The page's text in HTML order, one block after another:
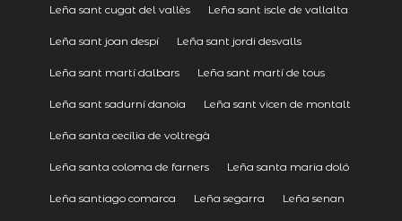
Leña sant cugat del vallès Leña sant iscle de vallalta
Leña sant joan despí Leña sant jordi desvalls
Leña sant martí dalbars Leña sant martí de tous
Leña sant sadurní danoia Leña sant vicen de montalt
Leña santa cecília de voltregà
Leña santa coloma de farners Leña santa maria doló
Leña santiago comarca Leña segarra Leña senan